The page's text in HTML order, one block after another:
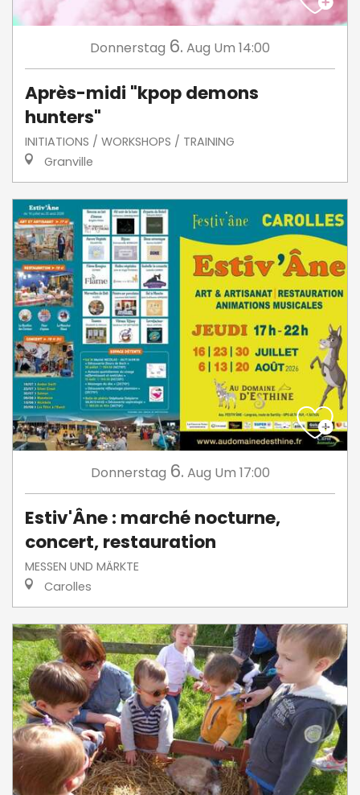
Donnerstag 6. Aug Um 14:00
Après-midi "kpop demons
hunters"
INITIATIONS / WORKSHOPS / TRAINING
Granville
Donnerstag 6. Aug Um 17:00
Estiv'Âne : marché nocturne,
concert, restauration
MESSEN UND MÄRKTE
Carolles